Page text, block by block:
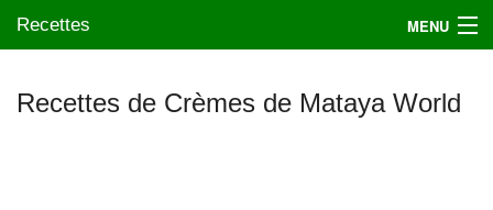
Recettes MENU
Recettes de Crèmes de Mataya World